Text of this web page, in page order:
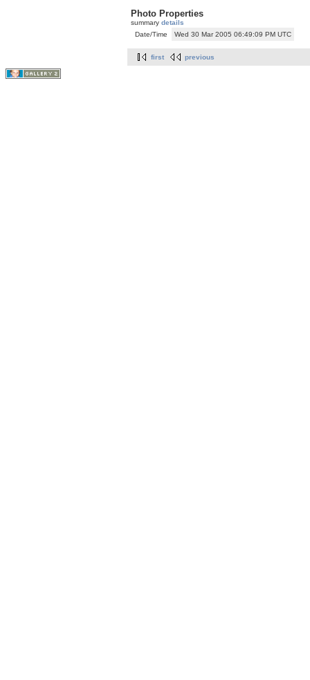
Photo Properties
summary details
Date/Time
Wed 30 Mar 2005 06:49:09 PM UTC
first previous